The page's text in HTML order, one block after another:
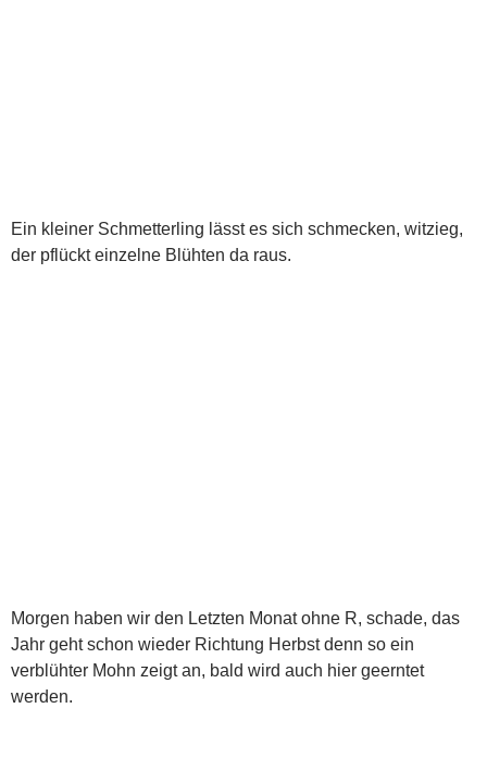
Ein kleiner Schmetterling lässt es sich schmecken, witzieg,
der pflückt einzelne Blühten da raus.
Morgen haben wir den Letzten Monat ohne R, schade, das
Jahr geht schon wieder Richtung Herbst denn so ein
verblühter Mohn zeigt an, bald wird auch hier geerntet
werden.